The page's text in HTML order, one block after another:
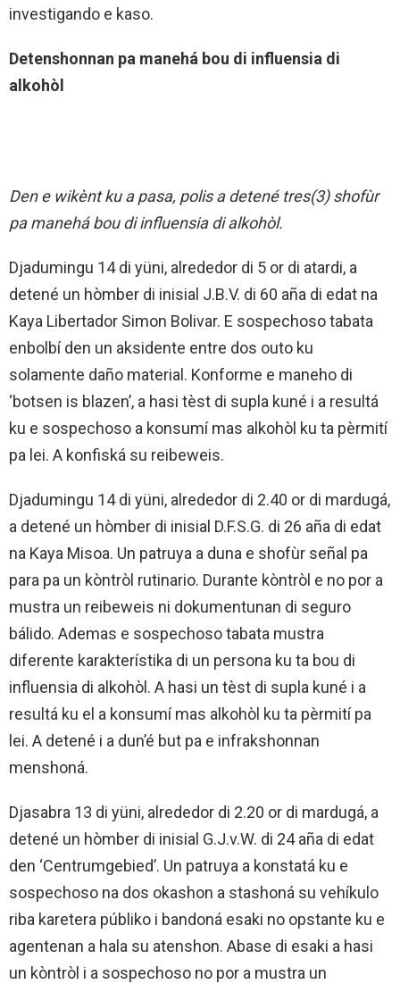
investigando e kaso.
Detenshonnan pa manehá bou di influensia di
alkohòl
Den e wikènt ku a pasa, polis a detené tres(3) shofùr
pa manehá bou di influensia di alkohòl.
Djadumingu 14 di yüni, alrededor di 5 or di atardi, a
detené un hòmber di inisial J.B.V. di 60 aña di edat na
Kaya Libertador Simon Bolivar. E sospechoso tabata
enbolbí den un aksidente entre dos outo ku
solamente daño material. Konforme e maneho di
‘botsen is blazen’, a hasi tèst di supla kuné i a resultá
ku e sospechoso a konsumí mas alkohòl ku ta pèrmití
pa lei. A konfiská su reibeweis.
Djadumingu 14 di yüni, alrededor di 2.40 or di mardugá,
a detené un hòmber di inisial D.F.S.G. di 26 aña di edat
na Kaya Misoa. Un patruya a duna e shofùr señal pa
para pa un kòntròl rutinario. Durante kòntròl e no por a
mustra un reibeweis ni dokumentunan di seguro
bálido. Ademas e sospechoso tabata mustra
diferente karakterístika di un persona ku ta bou di
influensia di alkohòl. A hasi un tèst di supla kuné i a
resultá ku el a konsumí mas alkohòl ku ta pèrmití pa
lei. A detené i a dun’é but pa e infrakshonnan
menshoná.
Djasabra 13 di yüni, alrededor di 2.20 or di mardugá, a
detené un hòmber di inisial G.J.v.W. di 24 aña di edat
den ‘Centrumgebied’. Un patruya a konstatá ku e
sospechoso na dos okashon a stashoná su vehíkulo
riba karetera públiko i bandoná esaki no opstante ku e
agentenan a hala su atenshon. Abase di esaki a hasi
un kòntròl i a sospechoso no por a mustra un